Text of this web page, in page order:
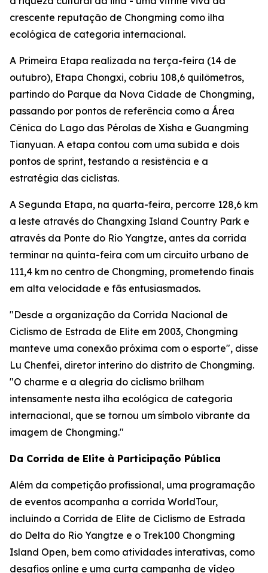
crescente reputação de Chongming como ilha
ecológica de categoria internacional.
A Primeira Etapa realizada na terça-feira (14 de
outubro), Etapa Chongxi, cobriu 108,6 quilômetros,
partindo do Parque da Nova Cidade de Chongming,
passando por pontos de referência como a Área
Cênica do Lago das Pérolas de Xisha e Guangming
Tianyuan. A etapa contou com uma subida e dois
pontos de sprint, testando a resistência e a
estratégia das ciclistas.
A Segunda Etapa, na quarta-feira, percorre 128,6 km
a leste através do Changxing Island Country Park e
através da Ponte do Rio Yangtze, antes da corrida
terminar na quinta-feira com um circuito urbano de
111,4 km no centro de Chongming, prometendo finais
em alta velocidade e fãs entusiasmados.
"Desde a organização da Corrida Nacional de
Ciclismo de Estrada de Elite em 2003, Chongming
manteve uma conexão próxima com o esporte", disse
Lu Chenfei, diretor interino do distrito de Chongming.
"O charme e a alegria do ciclismo brilham
intensamente nesta ilha ecológica de categoria
internacional, que se tornou um símbolo vibrante da
imagem de Chongming."
Da Corrida de Elite à Participação Pública
Além da competição profissional, uma programação
de eventos acompanha a corrida WorldTour,
incluindo a Corrida de Elite de Ciclismo de Estrada
do Delta do Rio Yangtze e o Trek100 Chongming
Island Open, bem como atividades interativas, como
desafios online e uma curta campanha de vídeo